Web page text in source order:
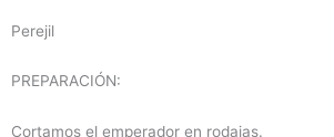
Perejil
PREPARACIÓN:
Cortamos el emperador en rodajas.